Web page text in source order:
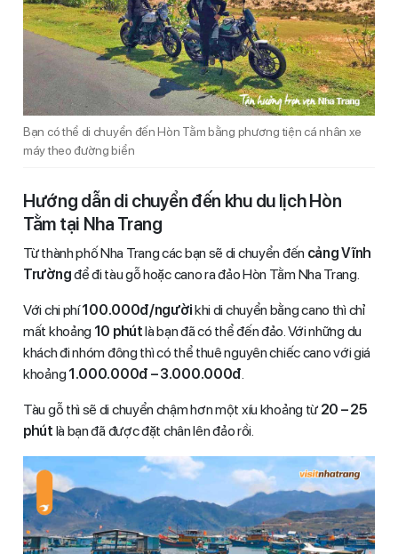
Bạn có thể di chuyển đến Hòn Tằm bằng phương tiện cá nhân xe
máy theo đường biển
Hướng dẫn di chuyển đến khu du lịch Hòn
Tằm tại Nha Trang
Từ thành phố Nha Trang các bạn sẽ di chuyển đến cảng Vĩnh
Trườngđể đi tàu gỗ hoặc cano ra đảo Hòn Tằm Nha Trang.
Với chi phí100.000đ/ngườikhi di chuyển bằng cano thì chỉ
mất khoảng 10 phútlà bạn đã có thể đến đảo. Với những du
khách đi nhóm đông thì có thể thuê nguyên chiếc cano với giá
khoảng 1.000.000đ – 3.000.000đ.
Tàu gỗ thì sẽ di chuyển chậm hơn một xíu khoảng từ 20 – 25
phút là bạn đã được đặt chân lên đảo rồi.